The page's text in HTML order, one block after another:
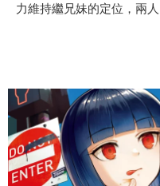
力維持繼兄妹的定位，兩人